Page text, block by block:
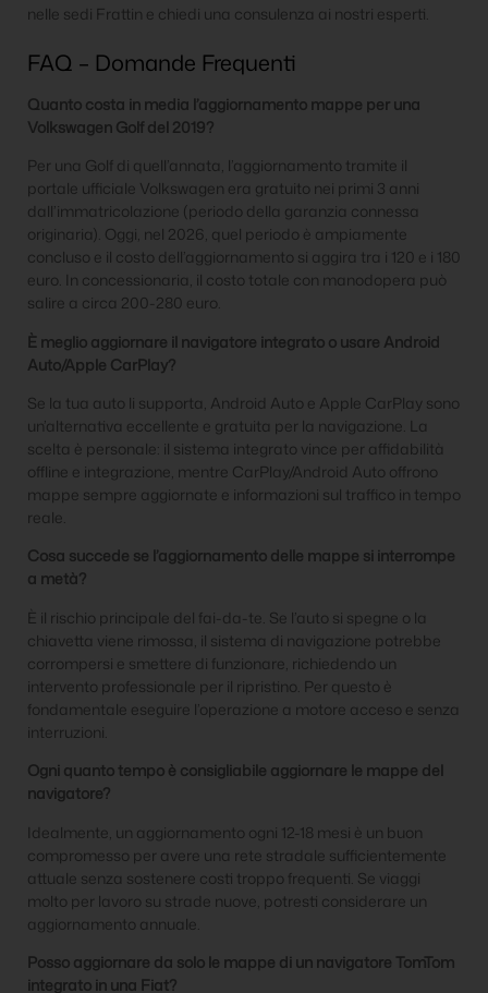
nelle sedi Frattin e chiedi una consulenza ai nostri esperti.
FAQ – Domande Frequenti
Quanto costa in media l’aggiornamento mappe per una
Volkswagen Golf del 2019?
Per una Golf di quell’annata, l’aggiornamento tramite il
portale ufficiale Volkswagen era gratuito nei primi 3 anni
dall’immatricolazione (periodo della garanzia connessa
originaria). Oggi, nel 2026, quel periodo è ampiamente
concluso e il costo dell’aggiornamento si aggira tra i 120 e i 180
euro. In concessionaria, il costo totale con manodopera può
salire a circa 200-280 euro.
È meglio aggiornare il navigatore integrato o usare Android
Auto/Apple CarPlay?
Se la tua auto li supporta, Android Auto e Apple CarPlay sono
un’alternativa eccellente e gratuita per la navigazione. La
scelta è personale: il sistema integrato vince per affidabilità
offline e integrazione, mentre CarPlay/Android Auto offrono
mappe sempre aggiornate e informazioni sul traffico in tempo
reale.
Cosa succede se l’aggiornamento delle mappe si interrompe
a metà?
È il rischio principale del fai-da-te. Se l’auto si spegne o la
chiavetta viene rimossa, il sistema di navigazione potrebbe
corrompersi e smettere di funzionare, richiedendo un
intervento professionale per il ripristino. Per questo è
fondamentale eseguire l’operazione a motore acceso e senza
interruzioni.
Ogni quanto tempo è consigliabile aggiornare le mappe del
navigatore?
Idealmente, un aggiornamento ogni 12-18 mesi è un buon
compromesso per avere una rete stradale sufficientemente
attuale senza sostenere costi troppo frequenti. Se viaggi
molto per lavoro su strade nuove, potresti considerare un
aggiornamento annuale.
Posso aggiornare da solo le mappe di un navigatore TomTom
integrato in una Fiat?